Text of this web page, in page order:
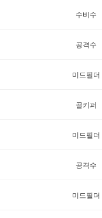
수비수
공격수
미드필더
골키퍼
미드필더
공격수
미드필더